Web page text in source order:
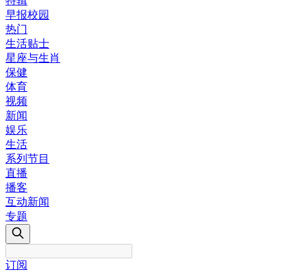
早报校园
热门
生活贴士
星座与生肖
保健
体育
视频
新闻
娱乐
生活
系列节目
直播
播客
互动新闻
专题
订阅